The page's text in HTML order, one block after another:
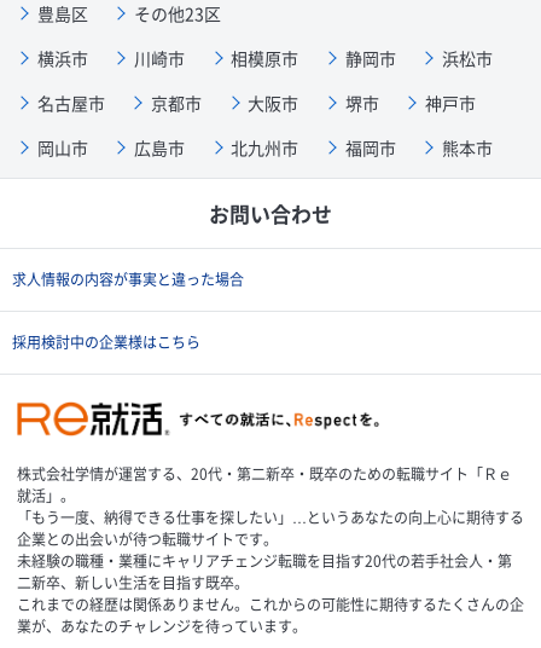
豊島区
その他23区
横浜市
川崎市 相模原市 静岡市
浜松市
名古屋市
京都市 大阪市 堺市
神戸市
岡山市
広島市 北九州市 福岡市 熊本市
お問い合わせ
求人情報の内容が事実と違った場合
採用検討中の企業様はこちら
株式会社学情が運営する、20代・第二新卒・既卒のための転職サイト「Ｒｅ
就活」。
「もう一度、納得できる仕事を探したい」…というあなたの向上心に期待する
企業との出会いが待つ転職サイトです。
未経験の職種・業種にキャリアチェンジ転職を目指す20代の若手社会人・第
二新卒、新しい生活を目指す既卒。
これまでの経歴は関係ありません。これからの可能性に期待するたくさんの企
業が、あなたのチャレンジを待っています。